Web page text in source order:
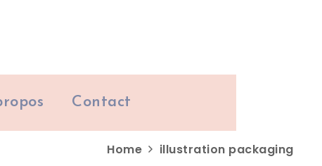
Contact
Home illustration packaging